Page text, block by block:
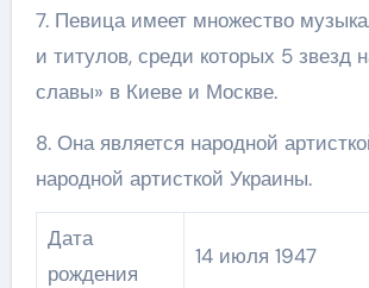
7. Певица имеет множество
и титулов, среди которых 5 звезд
славы» в Киеве и Москве.
8. Она является народной
народной артисткой Украины.
Дата
рождения
14 июля 1947